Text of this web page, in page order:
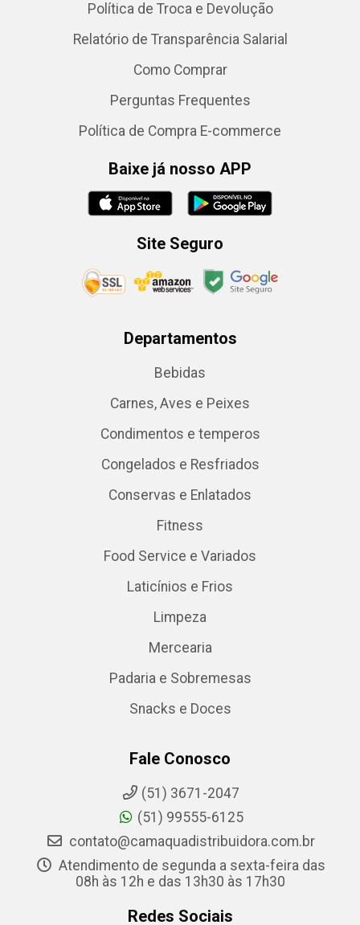
Política de Troca e Devolução
Relatório de Transparência Salarial
Como Comprar
Perguntas Frequentes
Política de Compra E-commerce
Baixe já nosso APP
Site Seguro
Departamentos
Bebidas
Carnes, Aves e Peixes
Condimentos e temperos
Congelados e Resfriados
Conservas e Enlatados
Fitness
Food Service e Variados
Laticínios e Frios
Limpeza
Mercearia
Padaria e Sobremesas
Snacks e Doces
Fale Conosco
(51) 3671-2047
(51) 99555-6125
contato@camaquadistribuidora.com.br
Atendimento de segunda a sexta-feira das
08h às 12h e das 13h30 às 17h30
Redes Sociais